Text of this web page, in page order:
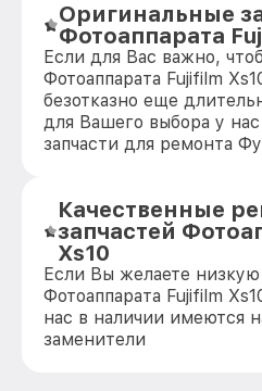
Оригинальные
Фотоаппарата
Если для Вас важно,
Фотоаппарата Fujifilm
безотказно еще
для Вашего выбора у
запчасти для ремонта
Качественные
запчастей
Xs10
Если Вы желаете
Фотоаппарата Fujifilm
нас в наличии имеются
заменители